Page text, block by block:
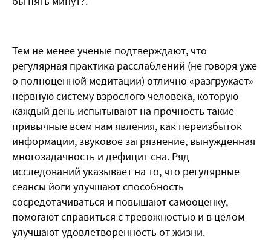
Тем не менее ученые подтверждают, что
регулярная практика расслаблений (не говоря уже
о полноценной медитации) отлично «разгружает»
нервную систему взрослого человека, которую
каждый день испытывают на прочность такие
привычные всем нам явления, как переизбыток
информации, звуковое загрязнение, вынужденная
многозадачность и дефицит сна. Ряд
исследований указывает на то, что регулярные
сеансы йоги улучшают способность
сосредотачиваться и повышают самооценку,
помогают справиться с тревожностью и в целом
улучшают удовлетворенность от жизни.